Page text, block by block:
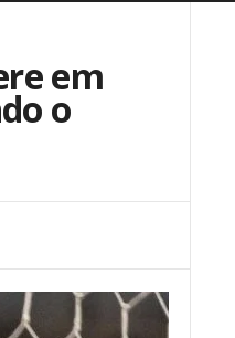
em
o